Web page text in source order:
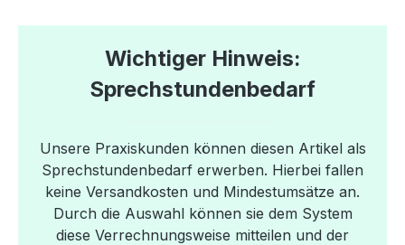
Wichtiger Hinweis:
Sprechstundenbedarf
Unsere Praxiskunden können diesen Artikel als
Sprechstundenbedarf erwerben. Hierbei fallen
keine Versandkosten und Mindestumsätze an.
Durch die Auswahl können sie dem System
diese Verrechnungsweise mitteilen und der